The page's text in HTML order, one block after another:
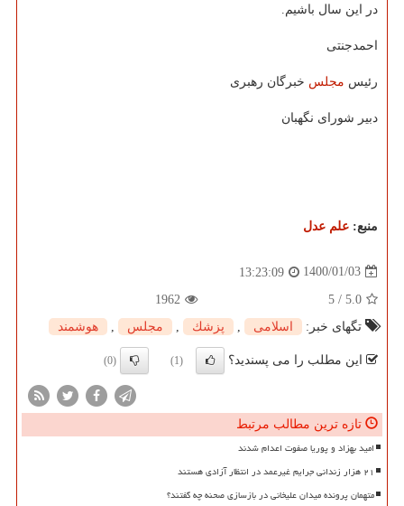
در این سال باشیم.
احمدجنتی
رئیس مجلس خبرگان رهبری
دبیر شورای نگهبان
منبع: علم عدل
1400/01/03
13:23:09
5.0
/
5
1962
تگهای خبر:
اسلامی , پزشك , مجلس , هوشمند
این مطلب را می پسندید؟ (1)
(0)
تازه ترین مطالب مرتبط
امید بهزاد و پوریا صفوت اعدام شدند
۲۱ هزار زندانی جرایم غیرعمد در انتظار آزادی هستند
متهمان پرونده میدان علیخانی در بازسازی صحنه چه گفتند؟